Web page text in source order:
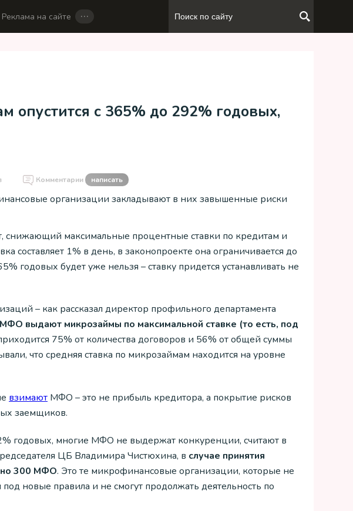
Реклама на сайте …
опустится с 365% до 292% годовых,
Комментарии написать
организации закладывают в них завышенные риски
снижающий максимальные процентные ставки по кредитам и
составляет 1% в день, в законопроекте она ограничивается до
годовых будет уже нельзя – ставку придется устанавливать не
– как рассказал директор профильного департамента
выдают микрозаймы по максимальной ставке (то есть, под
75% от количества договоров и 56% от общей суммы
что средняя ставка по микрозаймам находится на уровне
взимают МФО – это не прибыль кредитора, а покрытие рисков
заемщиков.
годовых, многие МФО не выдержат конкуренции, считают в
ЦБ Владимира Чистюхина, в случае принятия
300 МФО. Это те микрофинансовые организации, которые не
новые правила и не смогут продолжать деятельность по